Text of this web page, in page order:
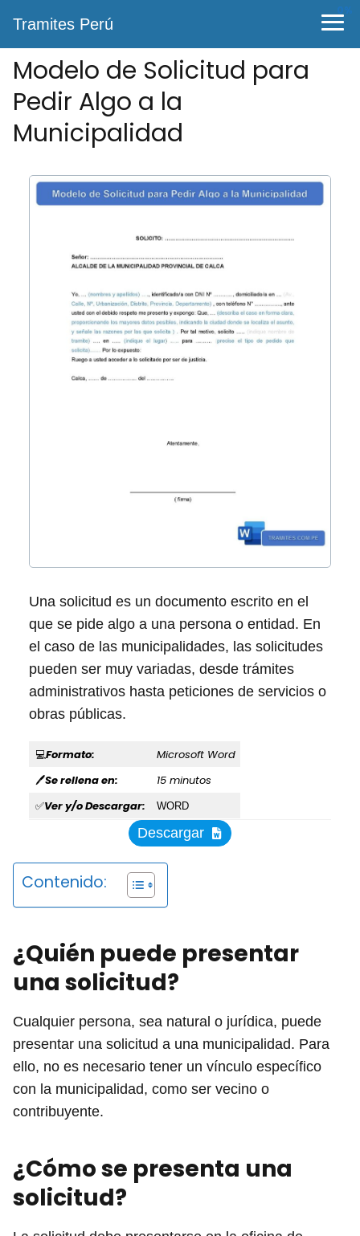
0%
Tramites Perú
Modelo de Solicitud para
Pedir Algo a la
Municipalidad
Una solicitud es un documento escrito en el
que se pide algo a una persona o entidad. En
el caso de las municipalidades, las solicitudes
pueden ser muy variadas, desde trámites
administrativos hasta peticiones de servicios o
obras públicas.
💻Formato: Microsoft Word
🖊Se rellena en: 15 minutos
✅Ver y/o Descargar: WORD
Descargar
Contenido:
¿Quién puede presentar
una solicitud?
Cualquier persona, sea natural o jurídica, puede
presentar una solicitud a una municipalidad. Para
ello, no es necesario tener un vínculo específico
con la municipalidad, como ser vecino o
contribuyente.
¿Cómo se presenta una
solicitud?